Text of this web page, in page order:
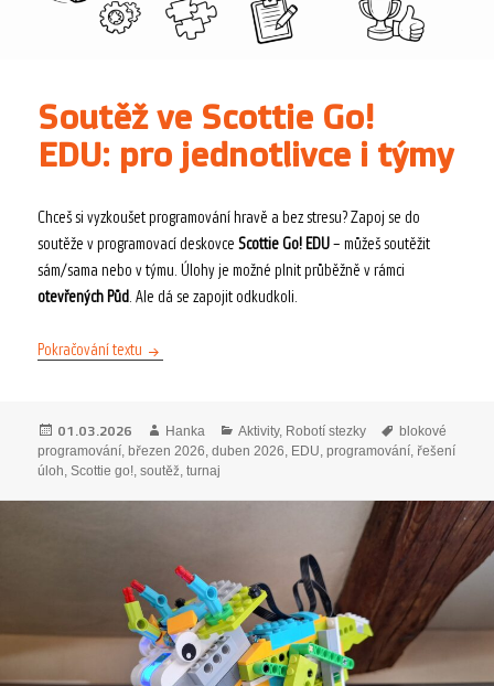
Soutěž ve Scottie Go!
EDU: pro jednotlivce i týmy
Chceš si vyzkoušet programování hravě a bez stresu? Zapoj se do
soutěže v programovací deskovceScottie Go! EDU– můžeš soutěžit
sám/sama nebo v týmu. Úlohy je možné plnit průběžně v rámci
otevřených Půd. Ale dá se zapojit odkudkoli.
Pokračování textu Soutěž ve Scottie Go! EDU: pro jednotlivce i týmy
Publikováno:
01.03.2026 Autor:
Hanka Rubriky:
Aktivity, Robotí stezky Štítky:
blokové
programování ,březen 2026 ,duben 2026 EDU ,programování řešení
úloh ,Scottie go! ,soutěž ,turnaj